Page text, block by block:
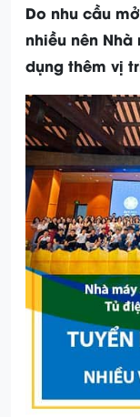
Do nhu cầu
nhiều nên
dụng thêm vị